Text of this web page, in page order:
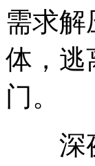
需求解
体，逃
门。
深夜